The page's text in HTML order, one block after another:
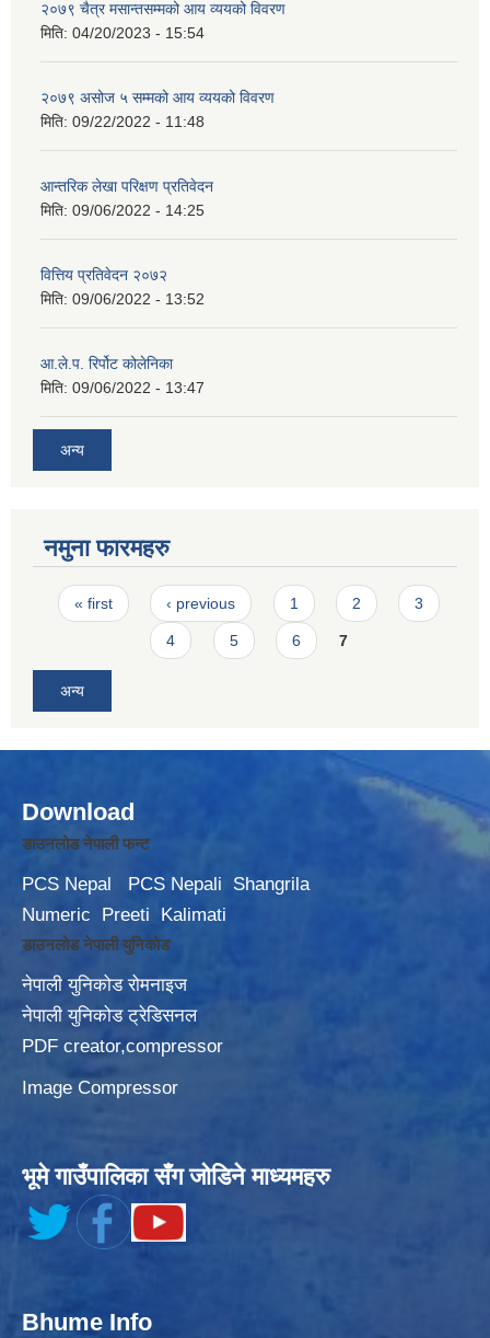
२०७९ चैत्र मसान्तसम्मको आय व्ययको विवरण
मिति: 04/20/2023 - 15:54
२०७९ असोज ५ सम्मको आय व्ययको विवरण
मिति: 09/22/2022 - 11:48
आन्तरिक लेखा परिक्षण प्रतिवेदन
मिति: 09/06/2022 - 14:25
वित्तिय प्रतिवेदन २०७२
मिति: 09/06/2022 - 13:52
आ.ले.प. रिर्पोट कोलेनिका
मिति: 09/06/2022 - 13:47
अन्य
नमुना फारमहरु
Pages
« first ‹ previous 1 2 3
4 5 6 7
अन्य
Download
डाउनलोड नेपाली फन्ट
PCS Nepal PCS Nepali
Shangrila
Numeric
Preeti Kalimati
डाउनलोड नेपाली युनिकोड
नेपाली युनिकोड रोमनाइज
नेपाली युनिकोड ट्रेडिसनल
PDF creator,compressor
Image Compressor
भूमे गाउँपालिका सँग जोडिने माध्यमहरु
Bhume Info